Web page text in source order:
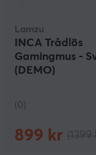
Lamzu
INCA Trådlös
Gamingmus -
(DEMO)
(0)
899 kr